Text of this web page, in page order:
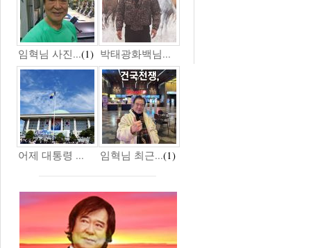
임혁님 사진...(1) 박태광화백님...
어제 대통령 ... 임혁님 최근...(1)